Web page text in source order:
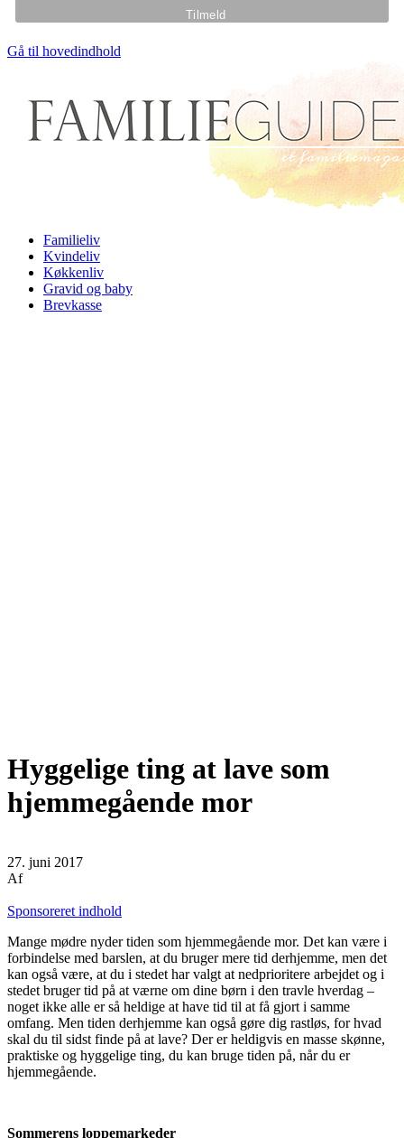
Gå til hovedindhold
Familieliv
Kvindeliv
Køkkenliv
Gravid og baby
Brevkasse
Hyggelige ting at lave som
hjemmegående mor
27. juni 2017
Af
Sponsoreret indhold
Mange mødre nyder tiden som hjemmegående mor. Det kan være i
forbindelse med barslen, at du bruger mere tid derhjemme, men det
kan også være, at du i stedet har valgt at nedprioritere arbejdet og i
stedet bruger tid på at værne om dine børn i den travle hverdag –
noget ikke alle er så heldige at have tid til at få gjort i samme
omfang. Men tiden derhjemme kan også gøre dig rastløs, for hvad
skal du til sidst finde på at lave? Der er heldigvis en masse skønne,
praktiske og hyggelige ting, du kan bruge tiden på, når du er
hjemmegående.
Sommerens loppemarkeder